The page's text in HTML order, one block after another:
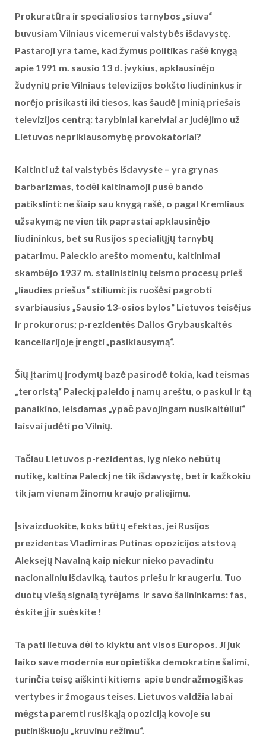
Prokuratūra ir specialiosios tarnybos „siuva“
buvusiam Vilniaus vicemerui valstybės išdavystę.
Pastaroji yra tame, kad žymus politikas rašė knygą
apie 1991 m. sausio 13 d. įvykius, apklausinėjo
žudynių prie Vilniaus televizijos bokšto liudininkus ir
norėjo prisikasti iki tiesos, kas šaudė į minią priešais
televizijos centrą: tarybiniai kareiviai ar judėjimo už
Lietuvos nepriklausomybę provokatoriai?
Kaltinti už tai valstybės išdavyste – yra grynas
barbarizmas, todėl kaltinamoji pusė bando
patikslinti: ne šiaip sau knygą rašė, o pagal Kremliaus
užsakymą; ne vien tik paprastai apklausinėjo
liudininkus, bet su Rusijos specialiųjų tarnybų
patarimu. Paleckio arešto momentu, kaltinimai
skambėjo 1937 m. stalinistinių teismo procesų prieš
„liaudies priešus“ stiliumi: jis ruošėsi pagrobti
svarbiausius „Sausio 13-osios bylos“ Lietuvos teisėjus
ir prokurorus; p-rezidentės Dalios Grybauskaitės
kanceliarijoje įrengti „pasiklausymą“.
Šių įtarimų įrodymų bazė pasirodė tokia, kad teismas
„teroristą“ Paleckį paleido į namų areštu, o paskui ir tą
panaikino, leisdamas „ypač pavojingam nusikaltėliui“
laisvai judėti po Vilnių.
Tačiau Lietuvos p-rezidentas, lyg nieko nebūtų
nutikę, kaltina Paleckį ne tik išdavystę, bet ir kažkokiu
tik jam vienam žinomu kraujo praliejimu.
Įsivaizduokite, koks būtų efektas, jei Rusijos
prezidentas Vladimiras Putinas opozicijos atstovą
Aleksejų Navalną kaip niekur nieko pavadintu
nacionaliniu išdaviką, tautos priešu ir kraugeriu. Tuo
duotų viešą signalą tyrėjams ir savo šalininkams: fas,
ėskite jį ir suėskite !
Ta pati lietuva dėl to klyktu ant visos Europos. Ji juk
laiko save modernia europietiška demokratine šalimi,
turinčia teisę aiškinti kitiems apie bendražmogiškas
vertybes ir žmogaus teises. Lietuvos valdžia labai
mėgsta paremti rusiškąją opoziciją kovoje su
putiniškuoju „kruvinu režimu“.